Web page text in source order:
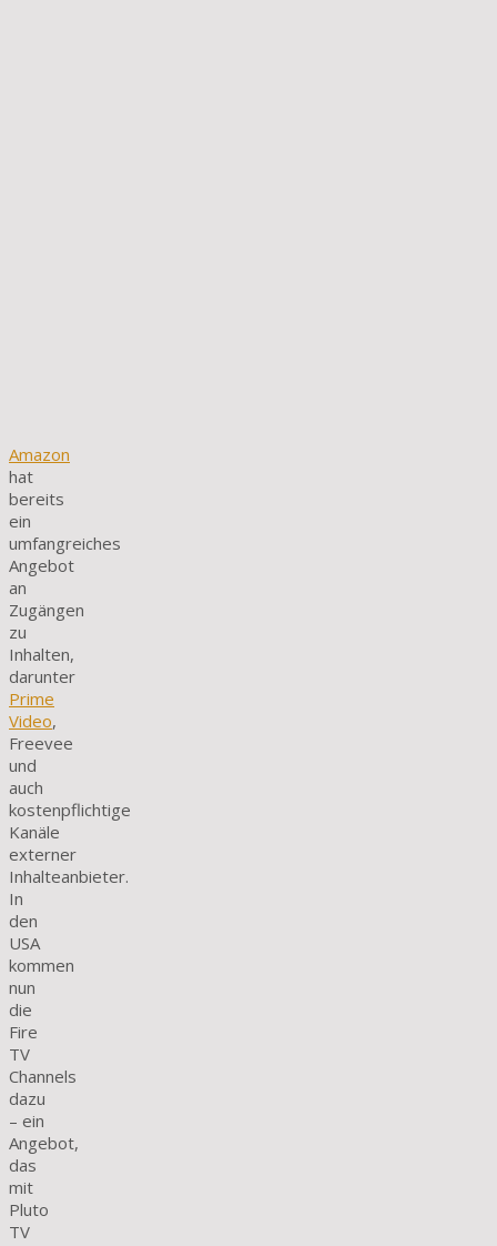
Amazon
hat
bereits
ein
umfangreiches
Angebot
an
Zugängen
zu
Inhalten,
darunter
Prime
Video,
Freevee
und
auch
kostenpflichtige
Kanäle
externer
Inhalteanbieter.
In
den
USA
kommen
nun
die
Fire
TV
Channels
dazu
– ein
Angebot,
das
mit
Pluto
TV